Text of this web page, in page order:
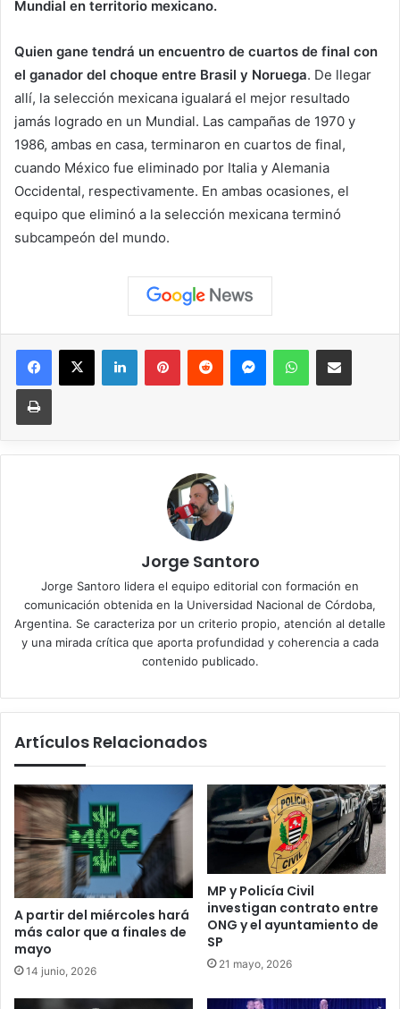
Mundial en territorio mexicano.
Quien gane tendrá un encuentro de cuartos de final con
el ganador del choque entre Brasil y Noruega. De llegar
allí, la selección mexicana igualará el mejor resultado
jamás logrado en un Mundial. Las campañas de 1970 y
1986, ambas en casa, terminaron en cuartos de final,
cuando México fue eliminado por Italia y Alemania
Occidental, respectivamente. En ambas ocasiones, el
equipo que eliminó a la selección mexicana terminó
subcampeón del mundo.
Facebook
X LinkedInPinterestReddit MessengerWhatsAppCompartir vía correo
Imprimir
Jorge Santoro
Jorge Santoro lidera el equipo editorial con formación en
comunicación obtenida en la Universidad Nacional de Córdoba,
Argentina. Se caracteriza por un criterio propio, atención al detalle
y una mirada crítica que aporta profundidad y coherencia a cada
contenido publicado.
Artículos Relacionados
A partir del miércoles hará
más calor que a finales de
mayo
14 junio, 2026
MP y Policía Civil
investigan contrato entre
ONG y el ayuntamiento de
SP
21 mayo, 2026